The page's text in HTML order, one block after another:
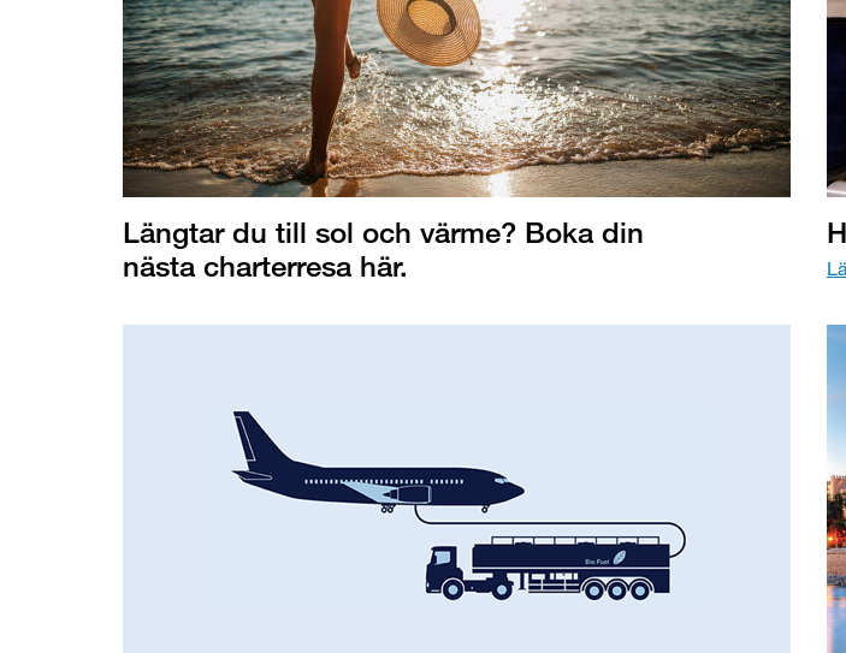
Längtar du till sol och värme? Boka din
nästa charterresa här.